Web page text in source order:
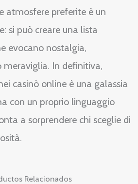
atmosfere preferite è un
si può creare una lista
evocano nostalgia,
meraviglia. In definitiva,
casinò online è una galassia
con un proprio linguaggio
a sorprendere chi sceglie di
Relacionados